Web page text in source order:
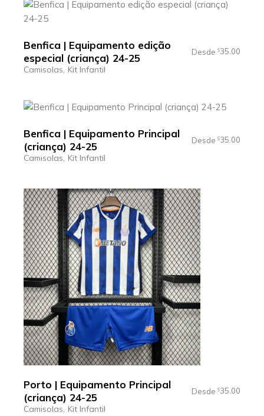
Benfica | Equipamento edição
especial (criança) 24-25
Desde $35.00
Camisolas Kit Infantil
Benfica | Equipamento Principal
(criança) 24-25
Desde $35.00
Camisolas Kit Infantil
Porto | Equipamento Principal
(criança) 24-25
Desde $35.00
Camisolas Kit Infantil